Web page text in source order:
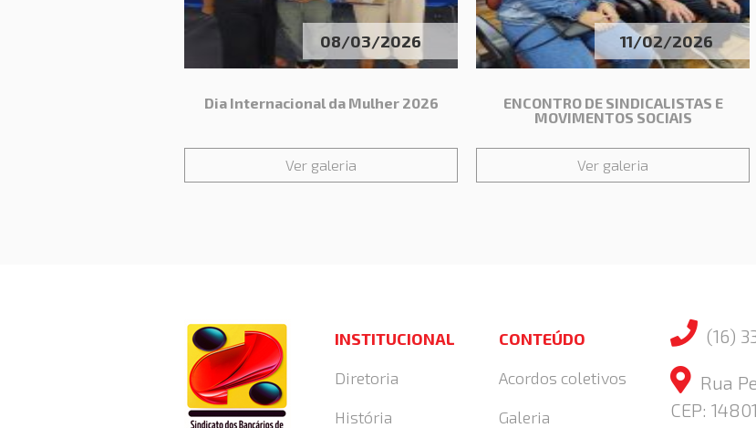
08/03/2026
Dia Internacional da Mulher 2026
Ver galeria
11/02/2026
ENCONTRO DE SINDICALISTAS E
MOVIMENTOS SOCIAIS
Ver galeria
INSTITUCIONAL
Diretoria
História
CONTEÚDO
Acordos coletivos
Galeria
(16)
Rua
CEP: